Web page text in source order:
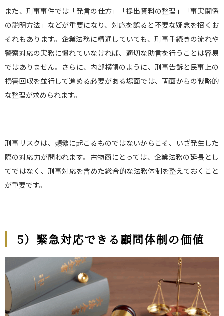
また、刑事事件では「発言の仕方」「提出資料の整理」「事実関係
の説明方法」などが重要になり、対応を誤ると不要な疑念を招くお
それもあります。企業法務に精通していても、刑事手続きの流れや
警察対応の実務に慣れていなければ、適切な助言を行うことは容易
ではありません。さらに、内部横領のように、刑事告訴と民事上の
損害回収を並行して進める必要がある場面では、両面からの戦略的
な整理が求められます。
刑事リスクは、頻繁に起こるものではないからこそ、いざ発生した
際の対応力が問われます。古物商にとっては、企業法務の延長とし
てではなく、刑事対応を含めた総合的な法務体制を整えておくこと
が重要です。
5）緊急対応できる顧問体制の価値